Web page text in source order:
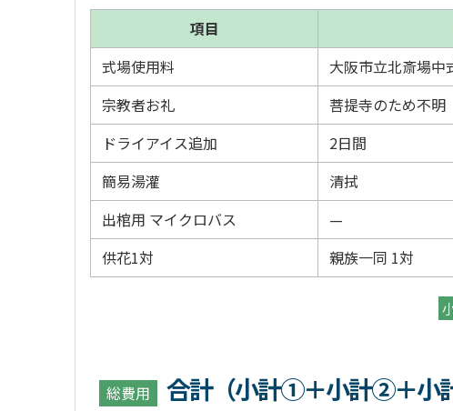
項目
式場使用料
大阪市立北斎場中
宗教者お礼
菩提寺のため不明
ドライアイス追加
2日間
簡易湯灌
清拭
出棺用 マイクロバス
—
供花1対
親族一同 1対
総費用 合計（小計①＋小計②＋小